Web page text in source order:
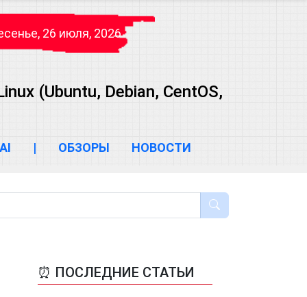
26 июля, 2026
(Ubuntu, Debian, CentOS,
AI | ОБЗОРЫ НОВОСТИ
⏰ ПОСЛЕДНИЕ СТАТЬИ